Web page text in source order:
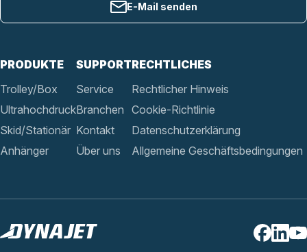
PRODUKTE
Trolley/Box
Ultrahochdruck
Skid/Stationär
Anhänger
SUPPORT
Service
Branchen
Kontakt
Über uns
RECHTLICHES
Rechtlicher Hinweis
Cookie-Richtlinie
Datenschutzerklärung
Allgemeine Geschäftsbedingungen
E-Mail senden